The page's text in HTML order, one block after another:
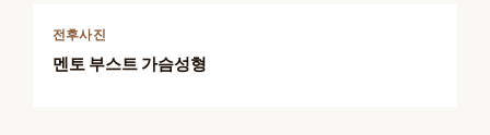
전후사진
멘토 부스트 가슴성형